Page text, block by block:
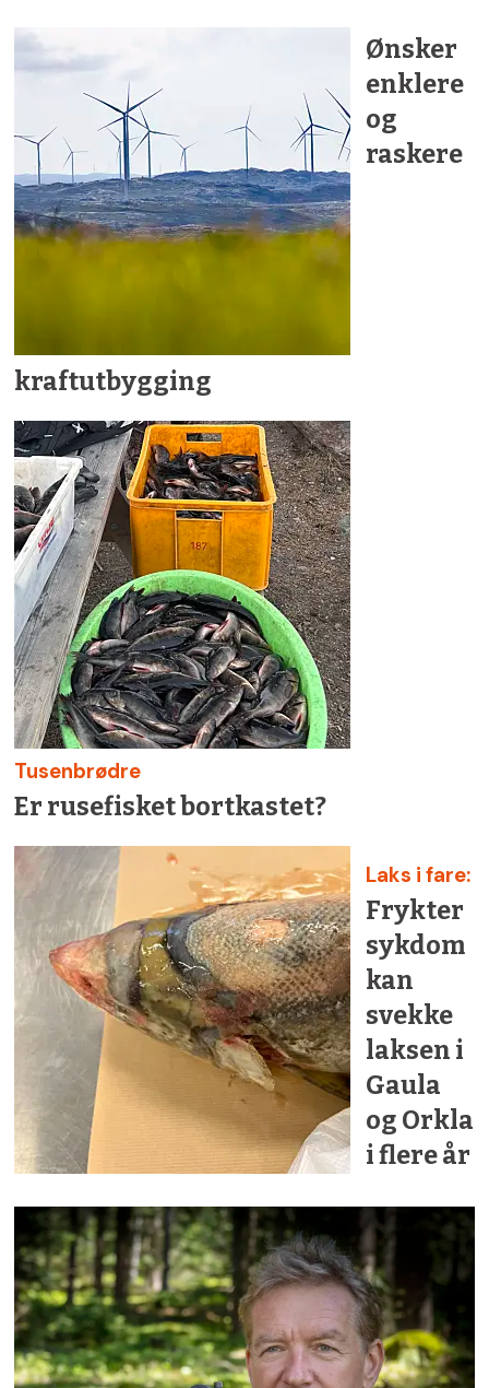
Ønsker
enklere
og
raskere
kraftutbygging
Tusenbrødre
Er rusefisket bortkastet?
Laks i fare:
Frykter
sykdom
kan
svekke
laksen i
Gaula
og Orkla
i flere år